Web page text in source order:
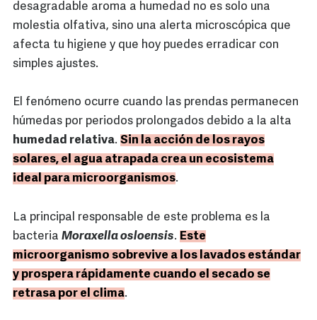
desagradable aroma a humedad no es solo una
molestia olfativa, sino una alerta microscópica que
afecta tu higiene y que hoy puedes erradicar con
simples ajustes.
El fenómeno ocurre cuando las prendas permanecen
húmedas por periodos prolongados debido a la alta
humedad relativa. Sin la acción de los rayos
solares, el agua atrapada crea un ecosistema
ideal para microorganismos.
La principal responsable de este problema es la
bacteria Moraxella osloensis. Este
microorganismo sobrevive a los lavados estándar
y prospera rápidamente cuando el secado se
retrasa por el clima.